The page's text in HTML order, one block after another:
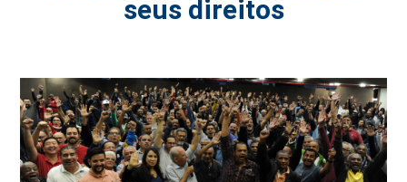
seus direitos